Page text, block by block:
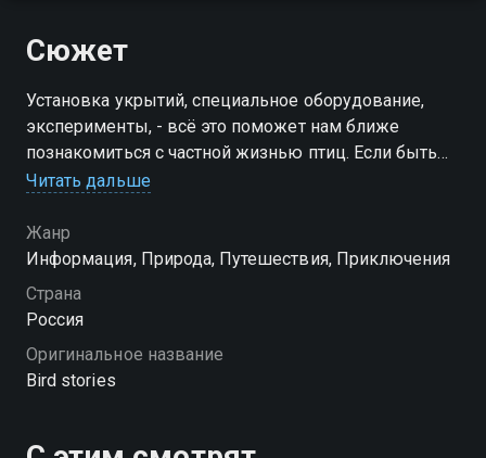
Сюжет
Установка укрытий, специальное оборудование,
эксперименты, - всё это поможет нам ближе
познакомиться с частной жизнью птиц. Если быть
осторожным и благодарным наблюдателем, то
Читать дальше
Жанр
Информация, Природа, Путешествия, Приключения
Страна
Россия
Оригинальное название
Bird stories